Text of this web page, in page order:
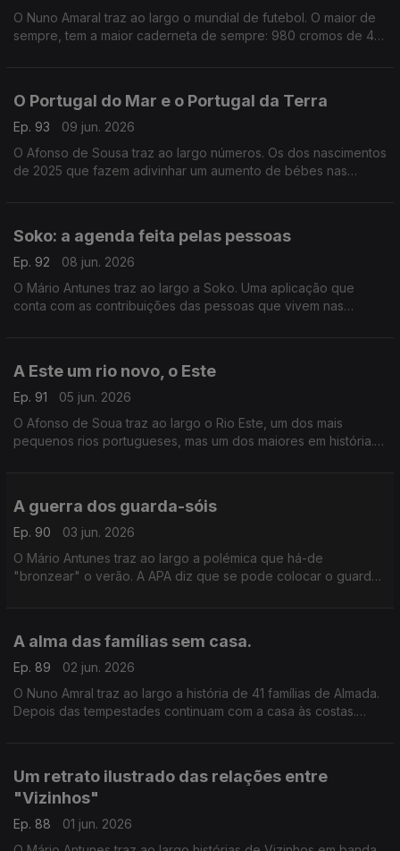
O Nuno Amaral traz ao largo o mundial de futebol. O maior de
sempre, tem a maior caderneta de sempre: 980 cromos de 48
O Portugal do Mar e o Portugal da Terra
Ep. 93
09 jun. 2026
O Afonso de Sousa traz ao largo números. Os dos nascimentos
de 2025 que fazem adivinhar um aumento de bébes nas
Soko: a agenda feita pelas pessoas
Ep. 92
08 jun. 2026
O Mário Antunes traz ao largo a Soko. Uma aplicação que
conta com as contribuições das pessoas que vivem nas
A Este um rio novo, o Este
Ep. 91
05 jun. 2026
O Afonso de Soua traz ao largo o Rio Este, um dos mais
pequenos rios portugueses, mas um dos maiores em história.
A guerra dos guarda-sóis
Ep. 90
03 jun. 2026
O Mário Antunes traz ao largo a polémica que há-de
"bronzear" o verão. A APA diz que se pode colocar o guarda-
A alma das famílias sem casa.
Ep. 89
02 jun. 2026
O Nuno Amral traz ao largo a história de 41 famílias de Almada.
Depois das tempestades continuam com a casa às costas.
Um retrato ilustrado das relações entre
"Vizinhos"
Ep. 88
01 jun. 2026